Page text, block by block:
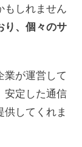
もしれません
り、個々のサ
業が運営して
安定した通信
供してくれま